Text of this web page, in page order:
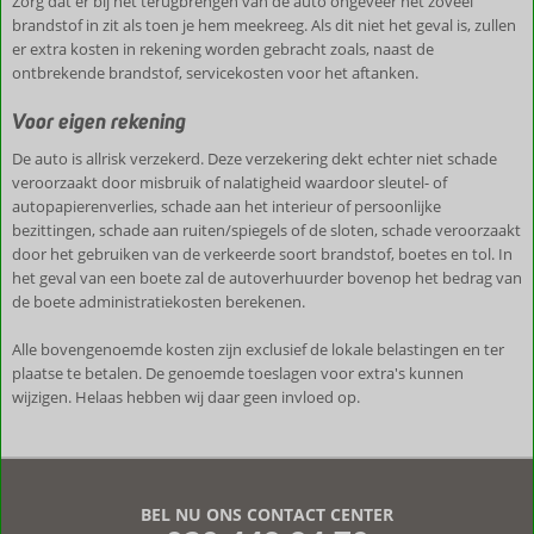
brandstof in zit als toen je hem meekreeg. Als dit niet het geval is, zullen
er extra kosten in rekening worden gebracht zoals, naast de
ontbrekende brandstof, servicekosten voor het aftanken.
Voor eigen rekening
De auto is allrisk verzekerd. Deze verzekering dekt echter niet schade
veroorzaakt door misbruik of nalatigheid waardoor sleutel- of
autopapierenverlies, schade aan het interieur of persoonlijke
bezittingen, schade aan ruiten/spiegels of de sloten, schade veroorzaakt
door het gebruiken van de verkeerde soort brandstof, boetes en tol. In
het geval van een boete zal de autoverhuurder bovenop het bedrag van
de boete administratiekosten berekenen.
Alle bovengenoemde kosten zijn exclusief de lokale belastingen en ter
plaatse te betalen. De genoemde toeslagen voor extra's kunnen
wijzigen. Helaas hebben wij daar geen invloed op.
BEL NU ONS CONTACT CENTER